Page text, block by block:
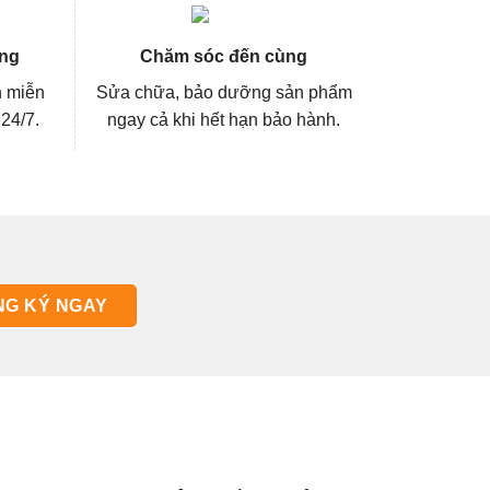
miễn
7.
Chăm sóc đến cùng
Sửa chữa, bảo dưỡng sản phẩm
ngay cả khi hết hạn bảo hành.